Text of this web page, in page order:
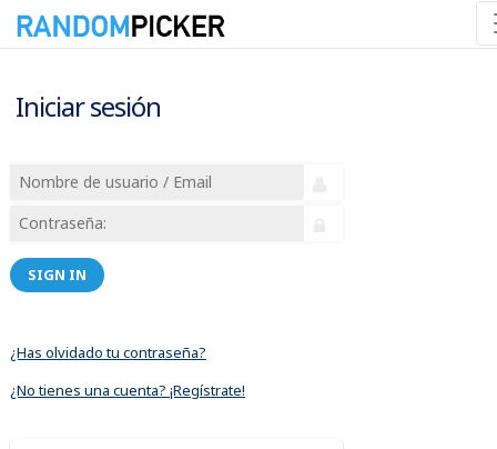
Iniciar sesión
SIGN IN
¿Has olvidado tu contraseña?
¿No tienes una cuenta? ¡Regístrate!